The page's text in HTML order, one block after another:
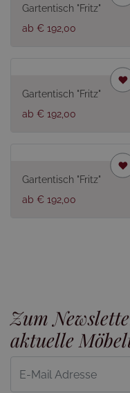
Gartentisch "Fritz"
ab € 192,00
Gartentisch "Fritz"
ab € 192,00
Gartentisch "Fritz"
ab € 192,00
Zum
aktuelle